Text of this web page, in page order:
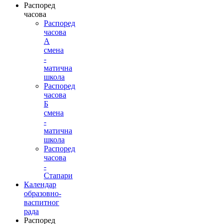
Распоред
часова
Распоред
часова
А
смена
-
матична
школа
Распоред
часова
Б
смена
-
матична
школа
Распоред
часова
-
Стапари
Календар
образовно-
васпитног
рада
Распоред